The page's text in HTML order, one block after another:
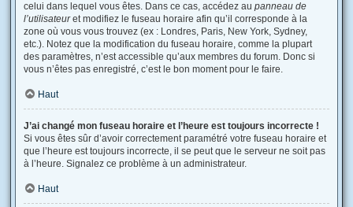
celui dans lequel vous êtes. Dans ce cas, accédez au panneau de
l’utilisateuret modifiez le fuseau horaire afin qu’il corresponde à la
zone où vous vous trouvez (ex : Londres, Paris, New York, Sydney,
etc.). Notez que la modification du fuseau horaire, comme la plupart
des paramètres, n’est accessible qu’aux membres du forum. Donc si
vous n’êtes pas enregistré, c’est le bon moment pour le faire.
Haut
J’ai changé mon fuseau horaire et l’heure est toujours incorrecte !
Si vous êtes sûr d’avoir correctement paramétré votre fuseau horaire et
que l’heure est toujours incorrecte, il se peut que le serveur ne soit pas
à l’heure. Signalez ce problème à un administrateur.
Haut